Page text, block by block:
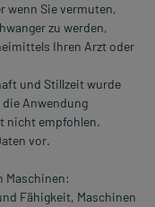
wenn Sie vermuten,
zu werden,
Ihren Arzt oder
und Stillzeit wurde
Anwendung
nicht empfohlen.
vor.
Maschinen:
Fähigkeit, Maschinen